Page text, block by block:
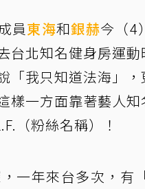
員東海和銀赫今（4
台北知名健身房運
「我只知道法海」
樣一方面靠著藝人
（粉絲名稱）！
一年來台多次，